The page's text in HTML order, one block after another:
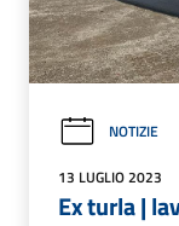
NOTIZIE
13 LUGLIO 2023
Ex turla |